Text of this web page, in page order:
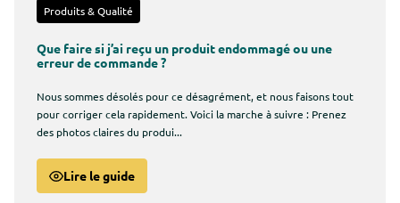
Produits & Qualité
Que faire si j’ai reçu un produit endommagé ou une
erreur de commande ?
Nous sommes désolés pour ce désagrément, et nous faisons tout
pour corriger cela rapidement. Voici la marche à suivre : Prenez
des photos claires du produi...
Lire le guide